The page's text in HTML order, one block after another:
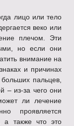
лицо или тело
веко или
плечом. Эти
но если они
внимание на
и причинах
пальцев,
– из-за чего они
ли лечение
проявляется
а также что это